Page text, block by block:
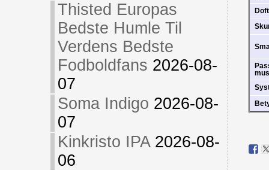
Thisted Europas
Bedste Humle Til
Verdens Bedste
Fodboldfans 2026-08-
07
Soma Indigo 2026-08-
07
Kinkristo IPA 2026-08-
06
Doft